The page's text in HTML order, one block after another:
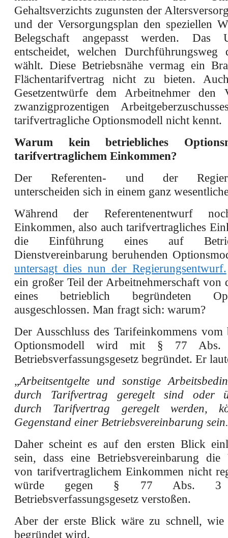
Gehaltsverzichts zugunsten der
und der Versorgungsplan den speziellen
Belegschaft angepasst werden. Das
entscheidet, welchen
wählt. Diese Betriebsnähe vermag ein
Flächentarifvertrag nicht zu bieten.
Gesetzentwürfe dem Arbeitnehmer den
zwanzigprozentigen
tarifvertragliche Optionsmodell nicht kennt.
Warum kein betriebliches
tarifvertraglichem Einkommen?
Der Referenten- und der
unterscheiden sich in einem ganz
Während der Referentenentwurf
Einkommen, also auch tarifvertragliches
die Einführung eines auf
Dienstvereinbarung beruhenden
untersagt dies nun der Regierungsentwurf.
ein großer Teil der Arbeitnehmerschaft von
eines betrieblich begründeten
ausgeschlossen. Man fragt sich: warum?
Der Ausschluss des Tarifeinkommens vom
Optionsmodell wird mit § 77
Betriebsverfassungsgesetz begründet. Er
„Arbeitsentgelte und sonstige
durch Tarifvertrag geregelt sind oder
durch Tarifvertrag geregelt werden,
Gegenstand einer Betriebsvereinbarung
Daher scheint es auf den ersten Blick
sein, dass eine Betriebsvereinbarung die
von tarifvertraglichem Einkommen nicht
würde gegen § 77 Abs.
Betriebsverfassungsgesetz verstoßen.
Aber der erste Blick wäre zu schnell, wie
begründet wird.